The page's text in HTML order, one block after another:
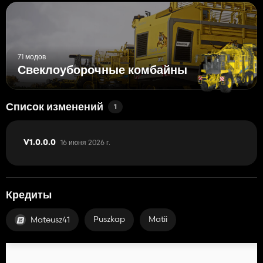
71 модов
Свеклоуборочные комбайны
Список изменений 1
V1.0.0.0 16 июня 2026 г.
Кредиты
Mateusz41 Puszkap Matii